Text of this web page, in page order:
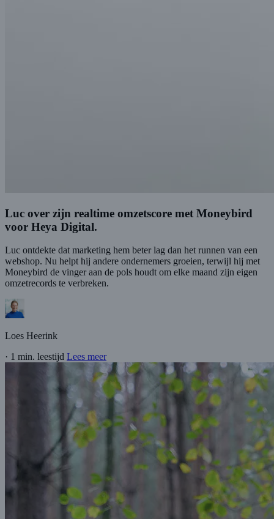
Luc over zijn realtime omzetscore met Moneybird
voor Heya Digital.
Luc ontdekte dat marketing hem beter lag dan het runnen van een
webshop. Nu helpt hij andere ondernemers groeien, terwijl hij met
Moneybird de vinger aan de pols houdt om elke maand zijn eigen
omzetrecords te verbreken.
Loes Heerink
· 1 min. leestijd Lees meer